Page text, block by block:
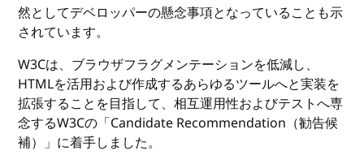
然としてデベロッパーの懸念事項となっていることも示
されています。
W3Cは、ブラウザフラグメンテーションを低減し、
HTMLを活用および作成するあらゆるツールへと実装を
拡張することを目指して、相互運用性およびテストへ専
念するW3Cの「Candidate Recommendation（勧告候
補）」に着手しました。